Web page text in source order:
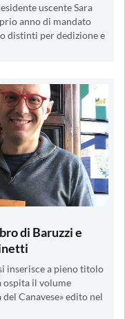
uscente Sara
anno di mandato
distinti per dedizione e
di Baruzzi e
inserisce a pieno titolo
ospita il volume
Canavese» edito nel